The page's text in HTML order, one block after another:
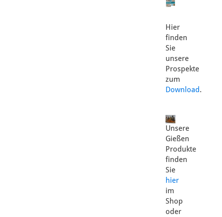
Hier
finden
Sie
unsere
Prospekte
zum
Download.
Unsere
Gießen
Produkte
finden
Sie
hier
im
Shop
oder